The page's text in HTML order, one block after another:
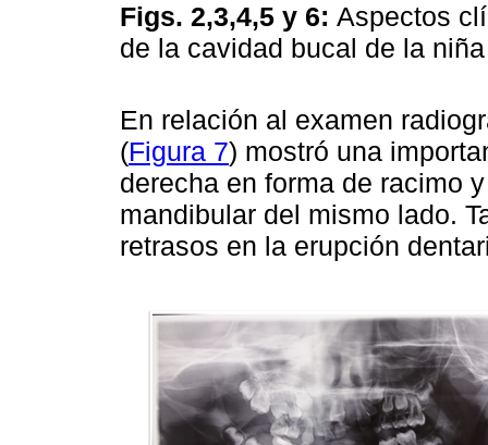
Figs. 2,3,4,5 y 6: Aspectos
de la cavidad bucal de la
En relación al examen
(Figura 7) mostró una
derecha en forma de racimo
mandibular del mismo lado.
retrasos en la erupción